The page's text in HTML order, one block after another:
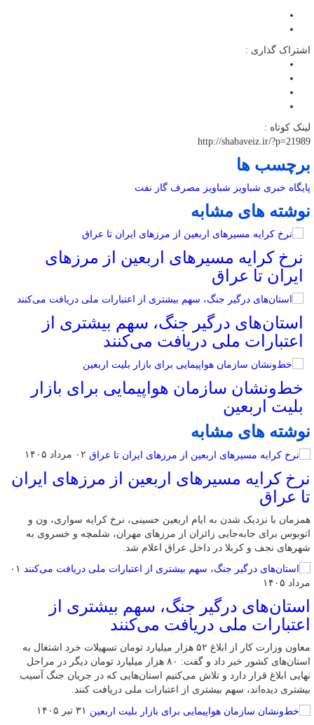
اشتراک گذاری :
لینک کوتاه :
http://shabaveiz.ir/?p=21989
برچسب ها
پایگاه خبری شباویز شباویز مصرف گاز نفت
نوشته های مشابه
نرخ کرایه مسیرهای اربعین از مرزهای
ایران تا عراق
استان‌های درگیر جنگ، سهم بیشتری از
اعتبارات ملی دریافت می‌کنند
خط‌ونشان سازمان هواپیمایی برای بازار
بلیت اربعین
نوشته های مشابه
۰۲ مرداد ۱۴۰۵
نرخ کرایه مسیرهای اربعین از مرزهای ایران
تا عراق
همزمان با نزدیک شدن به ایام اربعین حسینی، نرخ کرایه سواری، ون و
اتوبوس برای جابه‌جایی زائران از مرزهای مهران، شلمچه و خسروی به
شهرهای نجف و کربلا در داخل عراق اعلام شد.
۰۱
مرداد ۱۴۰۵
استان‌های درگیر جنگ، سهم بیشتری از
اعتبارات ملی دریافت می‌کنند
معاون وزارت کار از ابلاغ ۵۲ هزار میلیارد تومان تسهیلات خرد اشتغال به
استان‌های کشور خبر داد و گفت: ۸۰ هزار میلیارد تومان دیگر در مراحل
نهایی ابلاغ قرار دارد و تلاش می‌کنیم استان‌هایی که در جریان جنگ آسیب
بیشتری دیده‌اند، سهم بیشتری از اعتبارات ملی دریافت کنند.
۳۱ تیر ۱۴۰۵